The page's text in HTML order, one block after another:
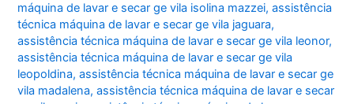
máquina de lavar e secar ge vila isolina mazzei,assistência
técnica máquina de lavar e secar ge vila jaguara,
assistência técnica máquina de lavar e secar ge vila leonor,
assistência técnica máquina de lavar e secar ge vila
leopoldina,assistência técnica máquina de lavar e secar ge
vila madalena,assistência técnica máquina de lavar e secar